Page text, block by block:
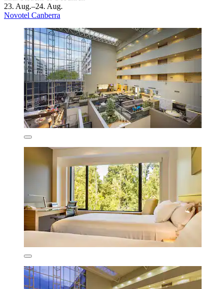
23. Aug.–24. Aug.
Novotel Canberra